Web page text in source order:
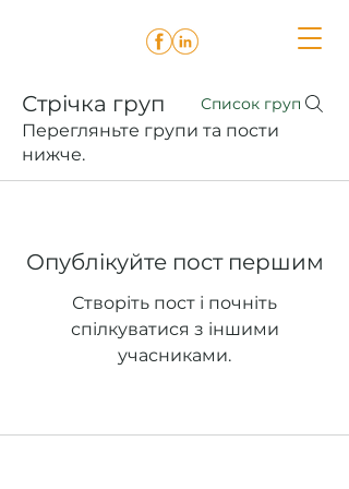
Стрічка груп Список груп
Перегляньте групи та пости
нижче.
Опублікуйте пост першим
Створіть пост і почніть
спілкуватися з іншими
учасниками.